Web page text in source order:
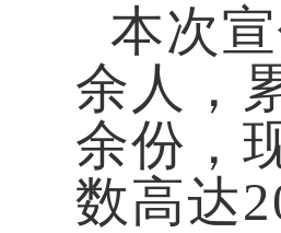
本次
余人，
余份，
数高达